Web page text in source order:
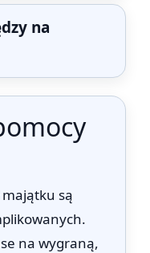
na
majątku są
na wygraną,